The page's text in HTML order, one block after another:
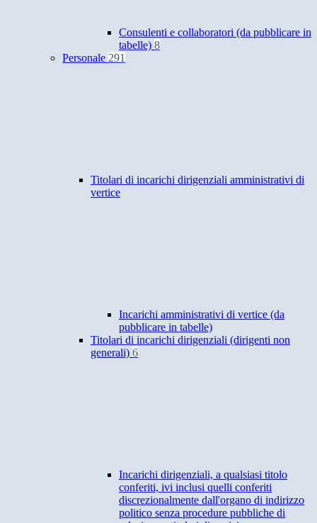
Consulenti e collaboratori (da pubblicare in
tabelle) 8
Personale 291
Titolari di incarichi dirigenziali amministrativi di
vertice
Incarichi amministrativi di vertice (da
pubblicare in tabelle)
Titolari di incarichi dirigenziali (dirigenti non
generali) 6
Incarichi dirigenziali, a qualsiasi titolo
conferiti, ivi inclusi quelli conferiti
discrezionalmente dall'organo di indirizzo
politico senza procedure pubbliche di